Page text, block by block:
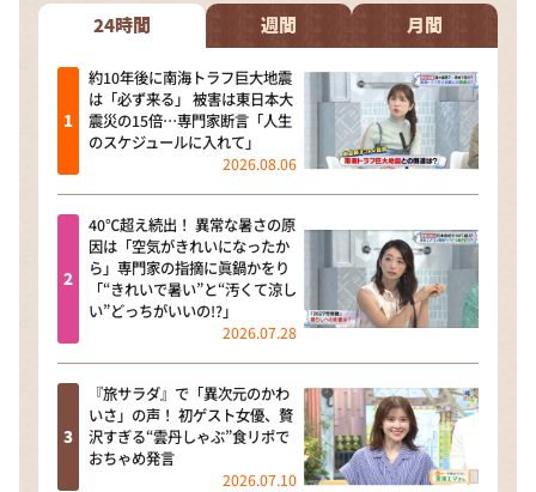
24時間 週間 月間
約10年後に南海トラフ巨大地震
は「必ず来る」 被害は東日本大
震災の15倍…専門家断言「人生
のスケジュールに入れて」
2026.08.06
40℃超え続出！ 異常な暑さの原
因は「空気がきれいになったか
ら」専門家の指摘に眞鍋かをり
「“きれいで暑い”と“汚くて涼し
い”どっちがいいの!?」
2026.07.28
『旅サラダ』で「異次元のかわ
いさ」の声！ 初ゲスト女優、贅
沢すぎる“雲丹しゃぶ”食リポで
おちゃめ発言
2026.07.10